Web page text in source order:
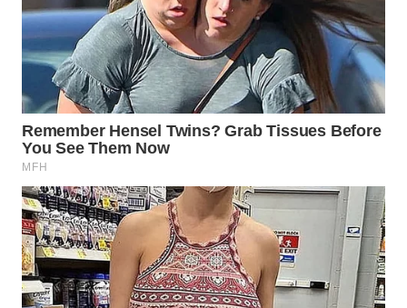
WAHANA
TRAVEL
WAHANA
TV
WAHANANEWS
WAHANANEWS
CO ID
WAHANANEWS
NET